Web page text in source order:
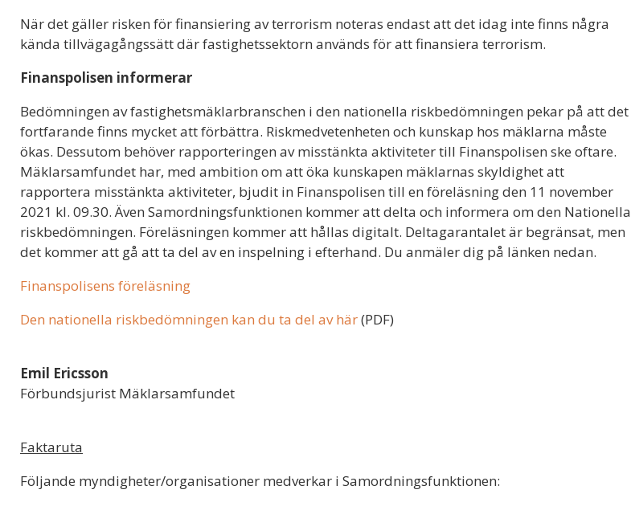
När det gäller risken för finansiering av terrorism noteras endast att det idag inte finns några
kända tillvägagångssätt där fastighetssektorn används för att finansiera terrorism.
Finanspolisen informerar
Bedömningen av fastighetsmäklarbranschen i den nationella riskbedömningen pekar på att det
fortfarande finns mycket att förbättra. Riskmedvetenheten och kunskap hos mäklarna måste
ökas. Dessutom behöver rapporteringen av misstänkta aktiviteter till Finanspolisen ske oftare.
Mäklarsamfundet har, med ambition om att öka kunskapen mäklarnas skyldighet att
rapportera misstänkta aktiviteter, bjudit in Finanspolisen till en föreläsning den 11 november
2021 kl. 09.30. Även Samordningsfunktionen kommer att delta och informera om den Nationella
riskbedömningen. Föreläsningen kommer att hållas digitalt. Deltagarantalet är begränsat, men
det kommer att gå att ta del av en inspelning i efterhand. Du anmäler dig på länken nedan.
Finanspolisens föreläsning
Den nationella riskbedömningen kan du ta del av här(PDF)
Emil Ericsson
Förbundsjurist Mäklarsamfundet
Faktaruta
Följande myndigheter/organisationer medverkar i Samordningsfunktionen: